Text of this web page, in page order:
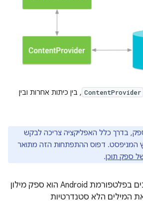
ContentProvider , בין כיתות אחרות ובין
בדרך כלל האפליקציה צריכה לבקש
המניפסט. דפוס ההתפתחות הזה מתואר
ספק תוכן.
אחד מהספקים המובנים בפלטפורמת Android הוא ספק מילון
המילים הלא סטנדרטיות